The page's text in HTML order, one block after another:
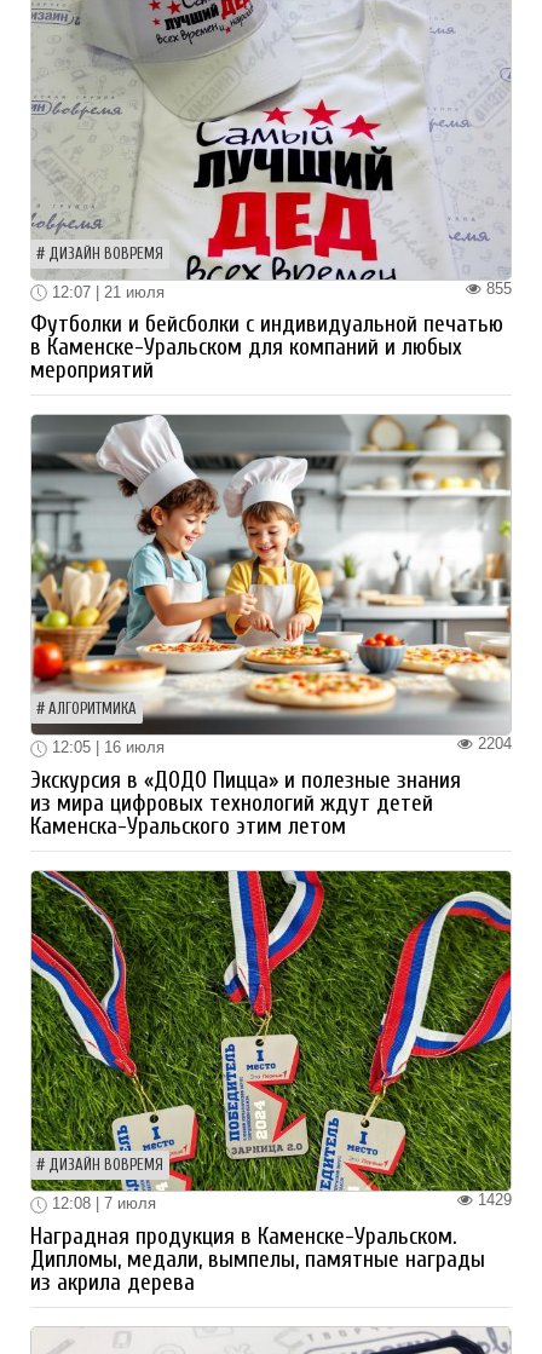
ДИЗАЙН ВОВРЕМЯ
855
12:07 | 21 июля
Футболки и бейсболки с индивидуальной печатью
в Каменске-Уральском для компаний и любых
мероприятий
АЛГОРИТМИКА
2204
12:05 | 16 июля
Экскурсия в «ДОДО Пицца» и полезные знания
из мира цифровых технологий ждут детей
Каменска-Уральского этим летом
ДИЗАЙН ВОВРЕМЯ
1429
12:08 | 7 июля
Наградная продукция в Каменске-Уральском.
Дипломы, медали, вымпелы, памятные награды
из акрила дерева